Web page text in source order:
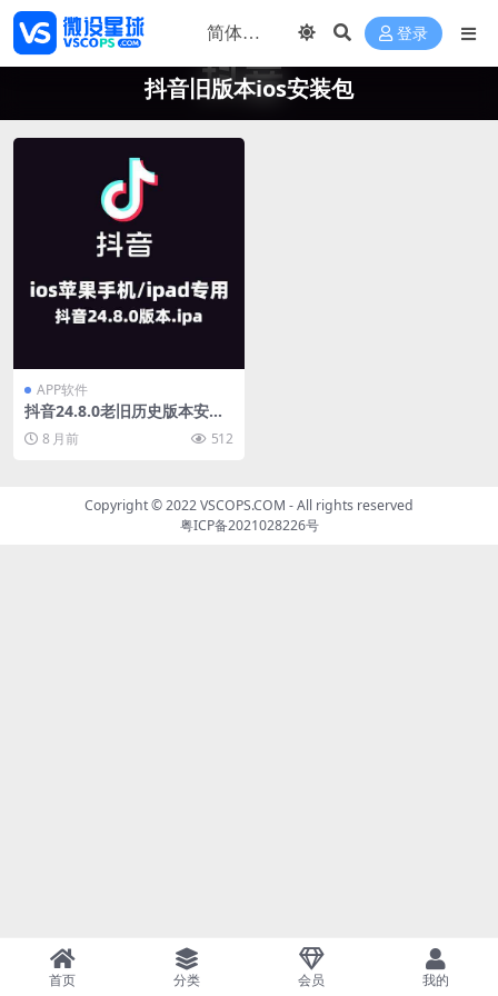
登录
抖音旧版本ios安装包
APP软件
抖音24.8.0老旧历史版本安装
包下载 2023抖音官方正版 抖
音苹果ios版本下载安装 抖音2
8 月前 512
Copyright © 2022VSCOPS.COM - All rights reserved
粤ICP备2021028226号
首页 分类 会员 我的